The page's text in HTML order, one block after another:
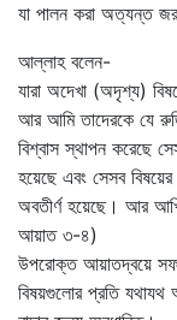
যা পালন করা অত্যন্ত
আল্লাহ বলেন-
যারা অদেখা (অদৃশ্য)
আর আমি তাদেরকে যে
বিশ্বাস স্থাপন করেছে
হয়েছে এবং সেসব
অবতীর্ণ হয়েছে। আর
আয়াত ৩-৪)
উপরোক্ত আয়াতদ্বয়ে
বিষয়গুলোর প্রতি